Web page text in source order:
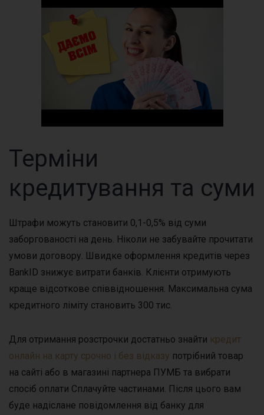
Терміни
кредитування та суми
Штрафи можуть становити 0,1-0,5% від суми
заборгованості на день. Ніколи не забувайте прочитати
умови договору. Швидке оформлення кредитів через
BankID знижує витрати банків. Клієнти отримують
краще відсоткове співвідношення. Максимальна сума
кредитного ліміту становить 300 тис.
Для отримання розстрочки достатньо знайти кредит
онлайн на карту срочно і без відказу потрібний товар
на сайті або в магазині партнера ПУМБ та вибрати
спосіб оплати Сплачуйте частинами. Після цього вам
буде надіслане повідомлення від банку для